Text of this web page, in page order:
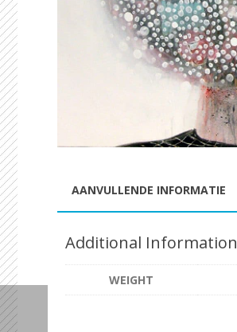
AANVULLENDE INFORMATIE
Additional Information
WEIGHT